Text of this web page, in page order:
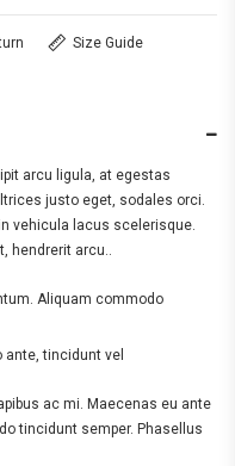
Size Guide
arcu ligula, at egestas
justo eget, sodales orci.
vehicula lacus scelerisque.
hendrerit arcu..
Aliquam commodo
tincidunt vel
ac mi. Maecenas eu ante
tincidunt semper. Phasellus